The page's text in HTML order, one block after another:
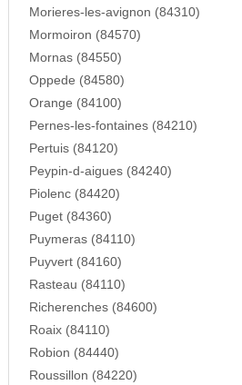
Morieres-les-avignon (84310)
Mormoiron (84570)
Mornas (84550)
Oppede (84580)
Orange (84100)
Pernes-les-fontaines (84210)
Pertuis (84120)
Peypin-d-aigues (84240)
Piolenc (84420)
Puget (84360)
Puymeras (84110)
Puyvert (84160)
Rasteau (84110)
Richerenches (84600)
Roaix (84110)
Robion (84440)
Roussillon (84220)